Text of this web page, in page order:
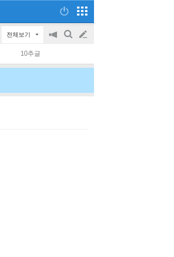
전체보기
공
on/off
검
글
쓰
10추글